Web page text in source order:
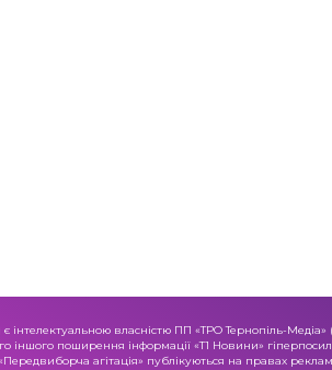
інтелектуальною власністю ПП «ТРО Тернопіль-
іншого поширення інформації «Т1 Новини»
агітація» публікуються на правах